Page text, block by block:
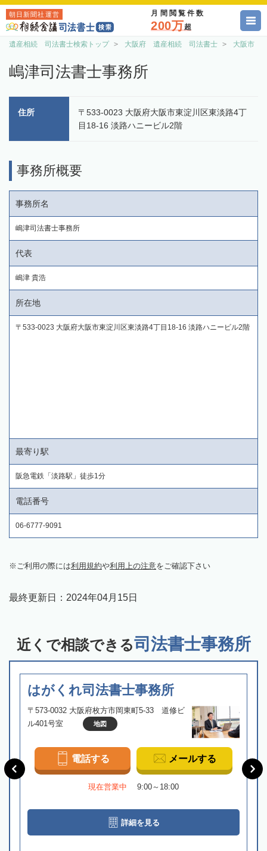
朝日新聞社運営 月間閲覧件数
200万超
遺産相続 司法書士検索トップ 大阪府 遺産相続 司法書士 大阪市
嶋津司法書士事務所
住所
〒533-0023 大阪府大阪市東淀川区東淡路4丁
目18-16 淡路ハニービル2階
事務所概要
事務所名
嶋津司法書士事務所
代表
嶋津 貴浩
所在地
〒533-0023 大阪府大阪市東淀川区東淡路4丁目18-16 淡路ハニービル2階
最寄り駅
阪急電鉄「淡路駅」徒歩1分
電話番号
06-6777-9091
ご利用の際には利用規約や利用上の注意をご確認下さい
最終更新日： 2024年04月15日
近くで相談できる司法書士事務所
はがくれ司法書士事務所
〒573-0032 大阪府枚方市岡東町5-33 道修ビ
ル401号室
地図
電話する メールする
現在営業中 9:00～18:00
詳細を見る